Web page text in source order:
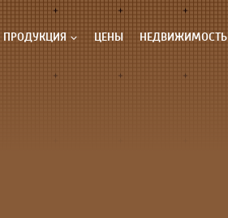
ПРОДУКЦИЯ ЦЕНЫ НЕДВИЖИМОСТЬ